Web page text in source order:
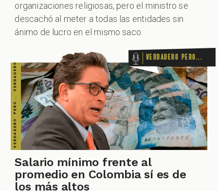
organizaciones religiosas, pero el ministro se
descachó al meter a todas las entidades sin
ánimo de lucro en el mismo saco.
Verdadero pero...
Salario mínimo frente al
promedio en Colombia sí es de
los más altos